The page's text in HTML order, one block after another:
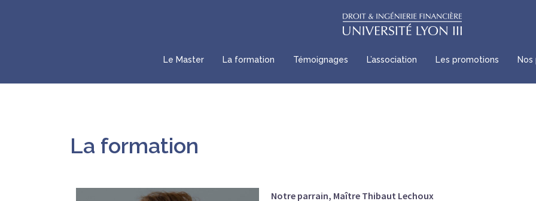
Le Master La formation Témoignages L’association Les promotions
La formation
Notre parrain, Maître Thibaut Lechoux